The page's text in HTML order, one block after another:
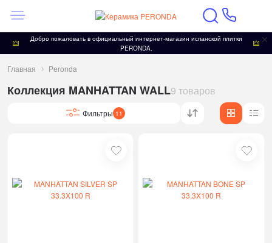
Добро пожаловать в официальный интернет-магазин испанской плитки
PERONDA.
Главная Peronda
Коллекция MANHATTAN WALL9 товаров
Фильтры 11